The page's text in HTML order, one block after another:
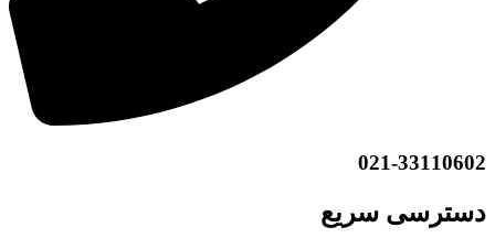
021-33110602
دسترسی سریع